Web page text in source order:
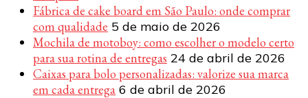
Fábrica de cake board em São Paulo: onde comprar
com qualidade 5 de maio de 2026
Mochila de motoboy: como escolher o modelo certo
para sua rotina de entregas 24 de abril de 2026
Caixas para bolo personalizadas: valorize sua marca
em cada entrega 6 de abril de 2026